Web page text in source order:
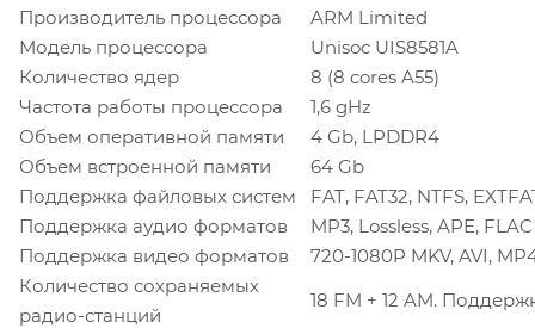
Производитель процессора
ARM Limited
Модель процессора
Unisoc UIS8581A
Количество ядер
8 (8 cores A55)
Частота работы процессора
1,6 gHz
Объем оперативной памяти
4 Gb, LPDDR4
Объем встроенной памяти
64 Gb
Поддержка файловых систем
FAT, FAT32, NTFS,
Поддержка аудио форматов
MP3, Lossless, APE,
Поддержка видео форматов
720-1080P MKV, AVI,
Количество сохраняемых
радио-станций
18 FM + 12 AM.